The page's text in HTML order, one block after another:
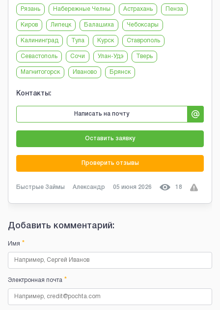
Рязань Набережные Челны Астрахань Пенза
Киров Липецк Балашиха Чебоксары
Калининград Тула Курск Ставрополь
Севастополь Сочи Улан-Удэ Тверь
Магнитогорск Иваново Брянск
Контакты:
Написать на почту
Оставить заявку
Проверить отзывы
Быстрые Займы Александр 05 июня 2026 18
Добавить комментарий:
Имя *
Электронная почта *